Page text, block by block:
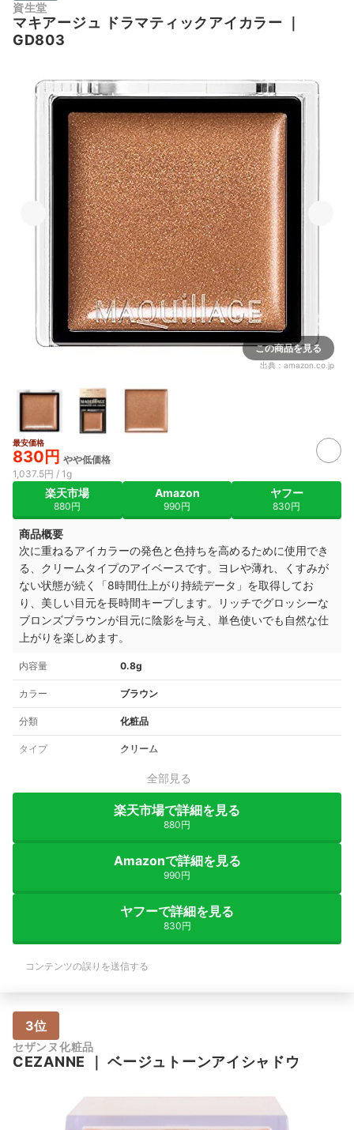
資生堂
マキアージュ ドラマティックアイカラー ｜
GD803
この商品を見る
出典： amazon.co.jp
最安価格
830円 やや低価格
1,037.5円 / 1g
楽天市場
880円
Amazon
990円
ヤフー
830円
商品概要
次に重ねるアイカラーの発色と色持ちを高めるために使用でき
る、クリームタイプのアイベースです。ヨレや薄れ、くすみが
ない状態が続く「8時間仕上がり持続データ」を取得してお
り、美しい目元を長時間キープします。リッチでグロッシーな
ブロンズブラウンが目元に陰影を与え、単色使いでも自然な仕
上がりを楽しめます。
内容量 0.8g
カラー ブラウン
分類 化粧品
タイプ クリーム
全部見る
楽天市場で詳細を見る
880円
Amazonで詳細を見る
990円
ヤフーで詳細を見る
830円
コンテンツの誤りを送信する
3位
セザンヌ化粧品
CEZANNE ｜ベージュトーンアイシャドウ